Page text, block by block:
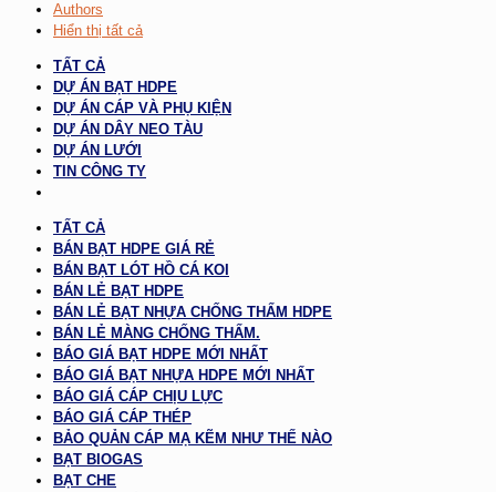
Authors
Hiển thị tất cả
TẤT CẢ
DỰ ÁN BẠT HDPE
DỰ ÁN CÁP VÀ PHỤ KIỆN
DỰ ÁN DÂY NEO TÀU
DỰ ÁN LƯỚI
TIN CÔNG TY
TẤT CẢ
BÁN BẠT HDPE GIÁ RẺ
BÁN BẠT LÓT HỒ CÁ KOI
BÁN LẺ BẠT HDPE
BÁN LẺ BẠT NHỰA CHỐNG THẤM HDPE
BÁN LẺ MÀNG CHỐNG THẤM.
BÁO GIÁ BẠT HDPE MỚI NHẤT
BÁO GIÁ BẠT NHỰA HDPE MỚI NHẤT
BÁO GIÁ CÁP CHỊU LỰC
BÁO GIÁ CÁP THÉP
BẢO QUẢN CÁP MẠ KẼM NHƯ THẾ NÀO
BẠT BIOGAS
BẠT CHE